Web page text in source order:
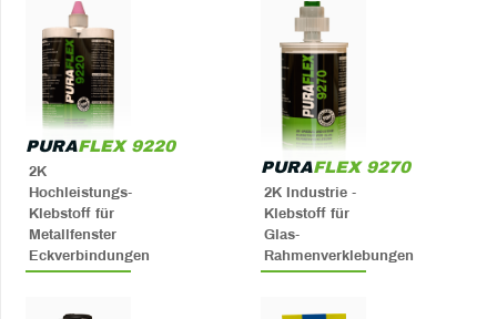
PURAFLEX 9220
2K
Hochleistungs-
Klebstoff für
Metallfenster
Eckverbindungen
PURAFLEX 9270
2K Industrie -
Klebstoff für
Glas-
Rahmenverklebungen